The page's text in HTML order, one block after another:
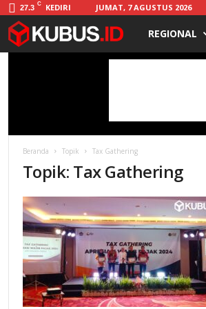
27.3 C KEDIRI JUMAT, 7 AGUSTUS 2026
u
s
REGIONAL
Beranda Topik Tax Gathering
Topik: Tax Gathering